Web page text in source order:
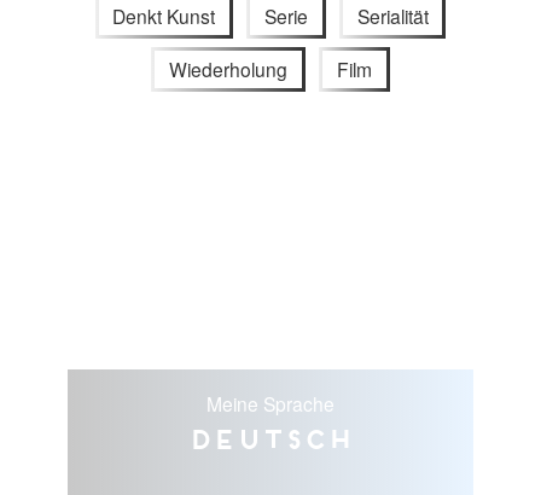
Denkt Kunst Serie Serialität
Wiederholung Film
Meine Sprache
Deutsch